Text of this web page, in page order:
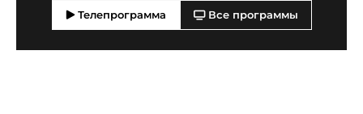
Телепрограмма Все программы